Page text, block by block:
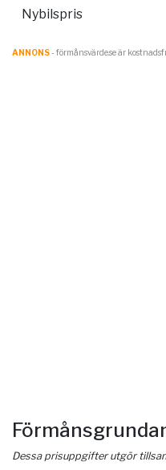
Nybilspris
ANNONS- förmånsvärde.se är
Dessa prisuppgifter utgör